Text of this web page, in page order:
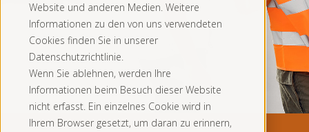
Website und anderen Medien. Weitere
Informationen zu den von uns verwendeten
Cookies finden Sie in unserer
Datenschutzrichtlinie.
Wenn Sie ablehnen, werden Ihre
Informationen beim Besuch dieser Website
nicht erfasst. Ein einzelnes Cookie wird in
Ihrem Browser gesetzt, um daran zu erinnern,